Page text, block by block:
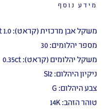
מידע נוסף
משקל אבן מרכזית (קראט): 1.0 ct
מספר יהלומים: 30
משקל יהלומים (קראט): 0.35ct
ניקיון היהלום: SI2
צבע היהלום: G
טוהר הזהב: 14K